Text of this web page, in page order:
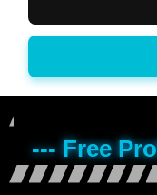
--- Free